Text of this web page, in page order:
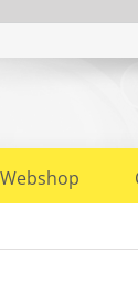
Webshop